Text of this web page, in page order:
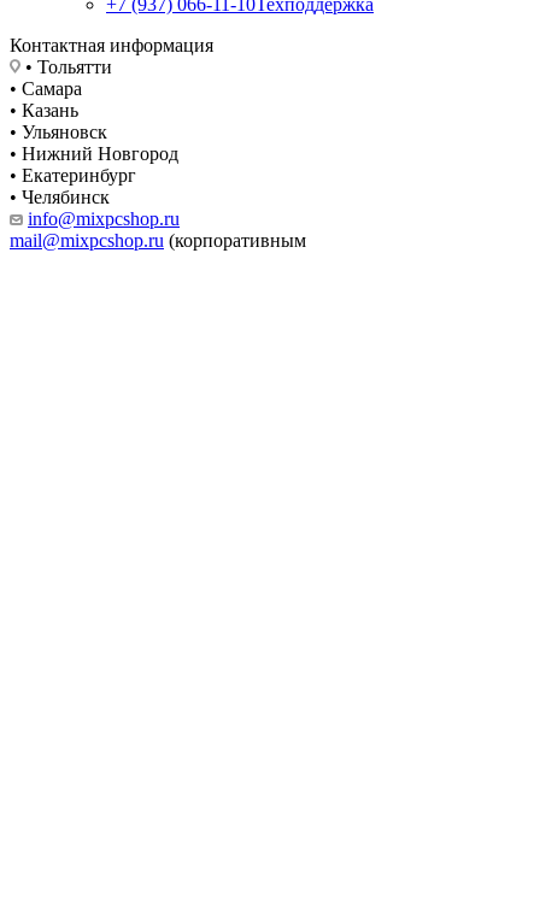
+7 (937) 066-11-10 Техподдержка
Контактная информация
• Тольятти
• Самара
• Казань
• Ульяновск
• Нижний Новгород
• Екатеринбург
• Челябинск
info@mixpcshop.ru
mail@mixpcshop.ru (корпоративным